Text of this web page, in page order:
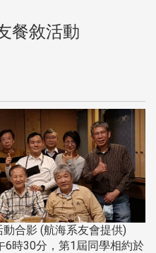
餐敘活動
合影 (航海系友會提供)
時30分，第1屆同學相約於